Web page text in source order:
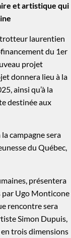
et artistique qui
trotteur laurentien
du 1er
projet
donnera lieu à la
ainsi qu’à la
destinée aux
campagne sera
du Québec,
présentera
par Ugo Monticone
rencontre sera
Simon Dupuis,
trois dimensions